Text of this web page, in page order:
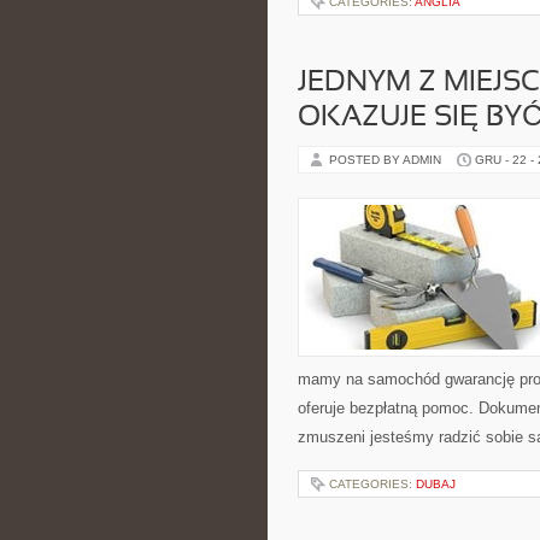
JEDNYM Z
OKAZUJE SIĘ
POSTED BY ADMIN GRU - 22 -
mamy na samochód gwarancję
oferuje bezpłatną pomoc.
zmuszeni jesteśmy radzić sobie
CATEGORIES: DUBAJ